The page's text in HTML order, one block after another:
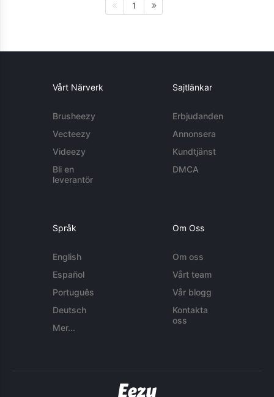
1
Vårt Närverk
Brusheezy
Vecteezy
Videezy
Bli en
leverantör
Sajtlänkar
Erbjudanden
Annonsera
Kundtjänst
DMCA
Språk
English
Español
Português
Deutsch
Mer...
Om Oss
Om oss
Vårt team
Vår blogg
Kontakta
oss